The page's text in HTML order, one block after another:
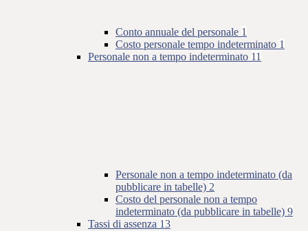
Conto annuale del personale 1
Costo personale tempo indeterminato 1
Personale non a tempo indeterminato 11
Personale non a tempo indeterminato (da
pubblicare in tabelle) 2
Costo del personale non a tempo
indeterminato (da pubblicare in tabelle) 9
Tassi di assenza 13